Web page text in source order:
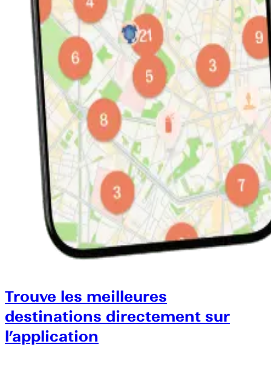
Trouve les meilleures
destinations directement sur
l’application